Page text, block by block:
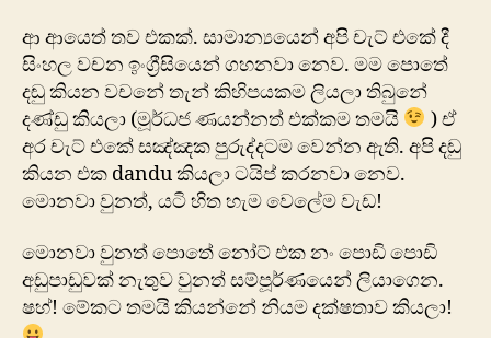
ආ ආයෙත් තව එකක්. සාමාන්‍යයෙන් අපි චැට් එකේ දී
සිංහල වචන ඉංග්‍රීසියෙන් ගහනවා නෙව. මම පොතේ
දඬු කියන වචනේ තැන් කිහිපයකම ලියලා තිබුනේ
දණ්ඩු කියලා (මූර්ධජ ණයන්නත් එක්කම තමයි
) ඒ
අර චැට් එකේ සඤ්ඤක පුරුද්දටම වෙන්න ඇති. අපි දඬු
කියන එක dandu කියලා ටයිප් කරනවා නෙව.
මොනවා වුනත්, යටි හිත හැම‍ වෙලේම වැඩ!
මොනවා වුනත් පො‍තේ නෝට් එක නං පොඩි පොඩි
අඩුපාඩුවක් නැතුව වුනත් සම්පූර්ණයෙන් ලියාගෙන.
ෂහ්! මේකට තමයි කියන්නේ නියම දක්ෂතාව කියලා!